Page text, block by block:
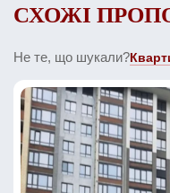
СХОЖІ
Не те, що шукали?